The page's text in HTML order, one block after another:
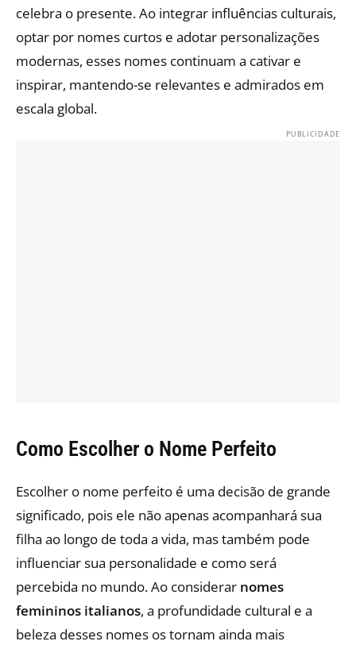
celebra o presente. Ao integrar influências culturais,
optar por nomes curtos e adotar personalizações
modernas, esses nomes continuam a cativar e
inspirar, mantendo-se relevantes e admirados em
escala global.
Como Escolher o Nome Perfeito
Escolher o nome perfeito é uma decisão de grande
significado, pois ele não apenas acompanhará sua
filha ao longo de toda a vida, mas também pode
influenciar sua personalidade e como será
percebida no mundo. Ao considerar nomes
femininos italianos, a profundidade cultural e a
beleza desses nomes os tornam ainda mais